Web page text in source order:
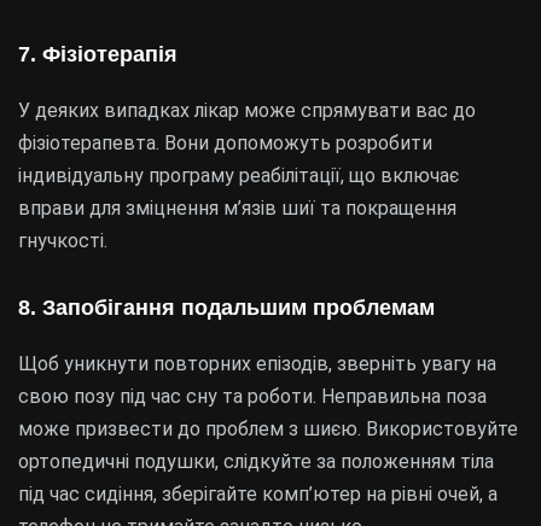
7. Фізіотерапія
У деяких випадках лікар може спрямувати вас до
фізіотерапевта. Вони допоможуть розробити
індивідуальну програму реабілітації, що включає
вправи для зміцнення м’язів шиї та покращення
гнучкості.
8. Запобігання подальшим проблемам
Щоб уникнути повторних епізодів, зверніть увагу на
свою позу під час сну та роботи. Неправильна поза
може призвести до проблем з шиєю. Використовуйте
ортопедичні подушки, слідкуйте за положенням тіла
під час сидіння, зберігайте комп’ютер на рівні очей, а